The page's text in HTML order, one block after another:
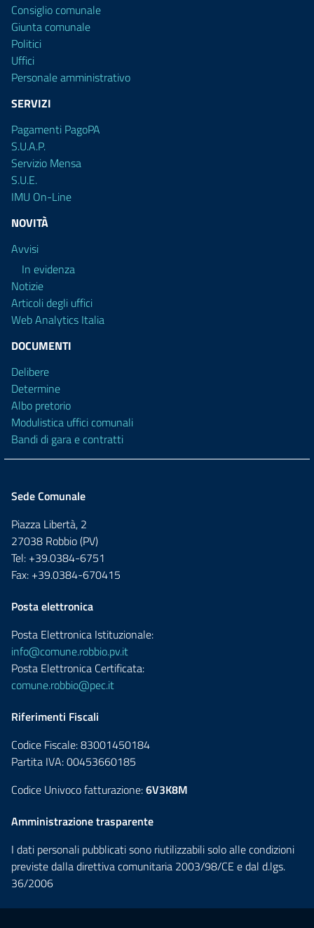
Consiglio comunale
Giunta comunale
Politici
Uffici
Personale amministrativo
SERVIZI
Pagamenti PagoPA
S.U.A.P.
Servizio Mensa
S.U.E.
IMU On-Line
NOVITÀ
Avvisi
In evidenza
Notizie
Articoli degli uffici
Web Analytics Italia
DOCUMENTI
Delibere
Determine
Albo pretorio
Modulistica uffici comunali
Bandi di gara e contratti
Sede Comunale
Piazza Libertà, 2
27038 Robbio (PV)
Tel: +39.0384-6751
Fax: +39.0384-670415
Posta elettronica
Posta Elettronica Istituzionale:
info@comune.robbio.pv.it
Posta Elettronica Certificata:
comune.robbio@pec.it
Riferimenti Fiscali
Codice Fiscale: 83001450184
Partita IVA: 00453660185
Codice Univoco fatturazione:6V3K8M
Amministrazione trasparente
I dati personali pubblicati sono riutilizzabili solo alle condizioni
previste dalla direttiva comunitaria 2003/98/CE e dal d.lgs.
36/2006